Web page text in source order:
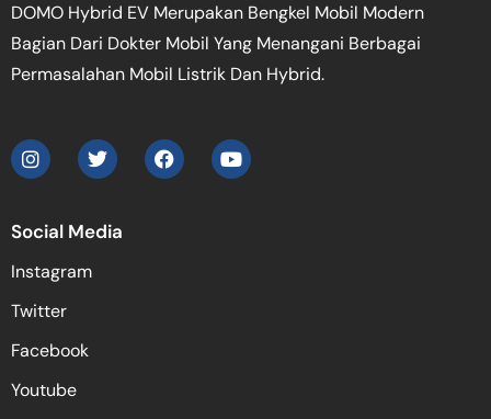
DOMO Hybrid EV Merupakan Bengkel Mobil Modern
Bagian Dari Dokter Mobil Yang Menangani Berbagai
Permasalahan Mobil Listrik Dan Hybrid.
Social Media
Instagram
Twitter
Facebook
Youtube